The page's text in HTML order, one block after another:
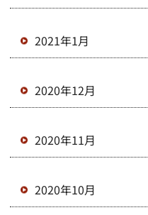
2021年1月
2020年12月
2020年11月
2020年10月